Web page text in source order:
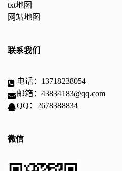
txt地图
网站地图
联系我们
电话：13718238054
邮箱：43834183@qq.com
QQ：2678388834
微信